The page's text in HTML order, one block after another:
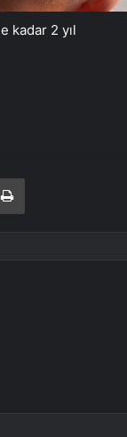
kadar 2 yıl
paylaş Yazdır